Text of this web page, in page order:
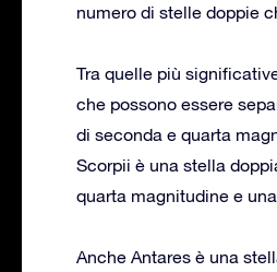
numero di stelle doppie
Tra quelle più
che possono essere
di seconda e quarta
Scorpii è una stella
quarta magnitudine e
Anche Antares è una